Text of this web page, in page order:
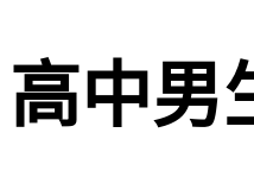
高中男